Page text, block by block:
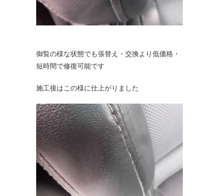
御覧の様な状態でも張替え・交換より低価格・
短時間で修復可能です
施工後はこの様に仕上がりました